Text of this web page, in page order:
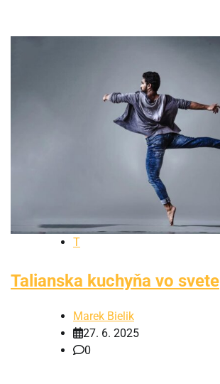
T
Talianska kuchyňa vo svete
Marek Bielik
27. 6. 2025
0